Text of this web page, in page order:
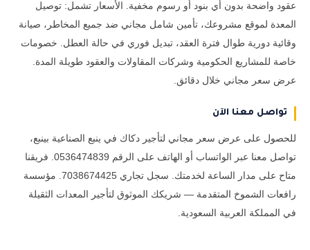
عقود واضحة بدون أي بنود أو رسوم مخفية. الأسعار تشمل: توصيل
المعدة لموقع مشروعك، تأمين شامل مجاني ضد جميع المخاطر، صيانة
وقائية دورية طوال فترة العقد، تبديل فوري في حالة العطل. خصومات
خاصة للمشاريع الحكومية وشركات المقاولات والعقود طويلة المدة.
عرض سعر مجاني خلال دقائق.
تواصل معنا الآن
للحصول على عرض سعر مجاني لتأجير دكاك في ينبع الصناعية بينبع،
تواصل معنا عبر الواتساب أو الهاتف على الرقم 0536474839. فريقنا
متاح على مدار الساعة لخدمتك. سجل تجاري 7038674425. مؤسسة
رافعات الشموخ المتقدمة — شريكك الموثوق لتأجير المعدات الثقيلة
في المملكة العربية السعودية.